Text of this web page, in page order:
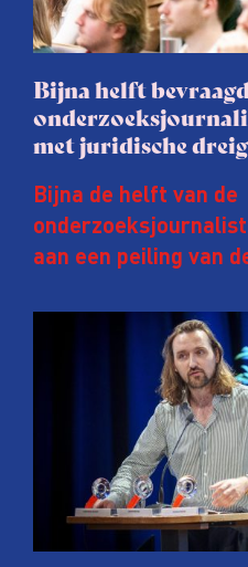
Bijna helft
met juridische
Bijna de helft van de
aan een peiling van
afgelopen twee jaar
juridische dreiging
procedure rond het
journalisten tijd, ook
soms worden
gaat de hele